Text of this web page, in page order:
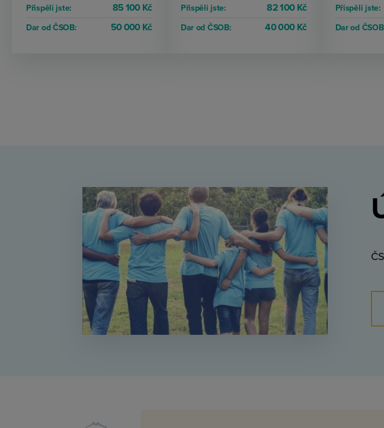
Přispěli jste: 85 100 Kč
Dar od ČSOB: 50 000 Kč
Přispěli jste: 82 100 Kč
Dar od ČSOB: 40 000 Kč
Přispěli jste:
Dar od